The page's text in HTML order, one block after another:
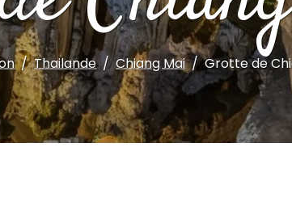
Thailande Chiang Mai Grotte de